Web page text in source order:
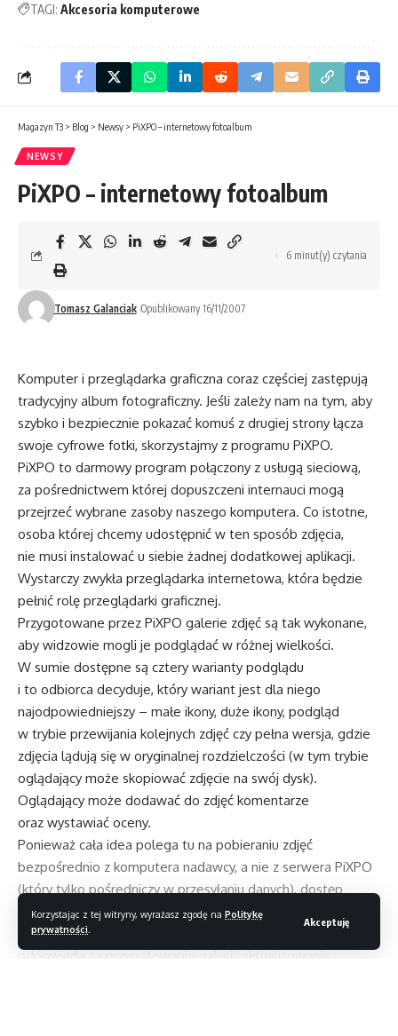
Korzystając z tej witryny, wyrażasz zgodę na Politykę
prywatności
Akceptuję
TAGI: Akcesoria komputerowe
Magazyn T3 > Blog > Newsy > PiXPO – internetowy fotoalbum
NEWSY
PiXPO – internetowy fotoalbum
Tomasz Galanciak Opublikowany 16/11/2007
6 minut(y) czytania
Komputer i przeglądarka graficzna coraz częściej zastępują
tradycyjny album fotograficzny. Jeśli zależy nam na tym, aby
szybko i bezpiecznie pokazać komuś z drugiej strony łącza
swoje cyfrowe fotki, skorzystajmy z programu PiXPO.
PiXPO to darmowy program połączony z usługą sieciową,
za pośrednictwem której dopuszczeni internauci mogą
przejrzeć wybrane zasoby naszego komputera. Co istotne,
osoba której chcemy udostępnić w ten sposób zdjęcia,
nie musi instalować u siebie żadnej dodatkowej aplikacji.
Wystarczy zwykła przeglądarka internetowa, która będzie
pełnić rolę przeglądarki graficznej.
Przygotowane przez PiXPO galerie zdjęć są tak wykonane,
aby widzowie mogli je podglądać w różnej wielkości.
W sumie dostępne są cztery warianty podglądu
i to odbiorca decyduje, który wariant jest dla niego
najodpowiedniejszy – małe ikony, duże ikony, podgląd
w trybie przewijania kolejnych zdjęć czy pełna wersja, gdzie
zdjęcia lądują się w oryginalnej rozdzielczości (w tym trybie
oglądający może skopiować zdjęcie na swój dysk).
Oglądający może dodawać do zdjęć komentarze
oraz wystawiać oceny.
Ponieważ cała idea polega tu na pobieraniu zdjęć
bezpośrednio z komputera nadawcy, a nie z serwera PiXPO
(który tylko pośredniczy w przesyłaniu danych), dostęp
do materiałów możliwy jest tylko wówczas, gdy nadawca
ma włączony komputer i uruchomiony program. PiXPO
odpowiada za przygotowanie galerii, aktualizowanie